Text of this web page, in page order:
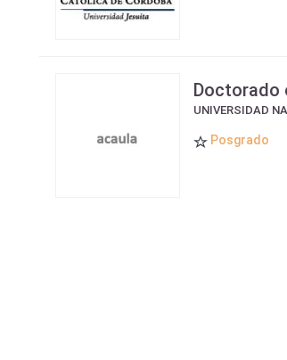
Doctorado
UNIVERSIDAD
Posgrado